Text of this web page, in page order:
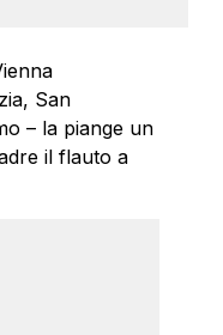
San
– la piange un
il flauto a